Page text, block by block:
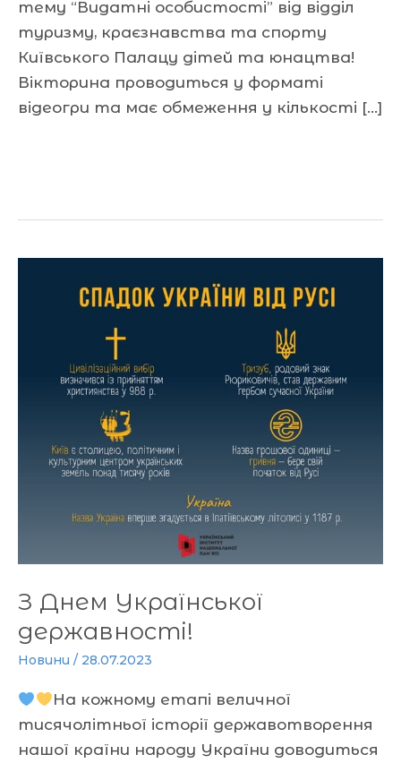
тему “Видатні особистості” від відділ
туризму, краєзнавства та спорту
Київського Палацу дітей та юнацтва!
Вікторина проводиться у форматі
відеогри та має обмеження у кількості […]
З Днем Української
державності!
Новини / 28.07.2023
На кожному етапі величної
тисячолітньої історії державотворення
нашої країни народу України доводиться
державності!